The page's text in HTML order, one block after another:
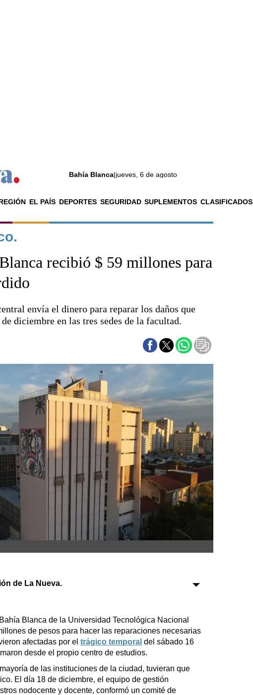
Bahía Blanca|jueves, 6 de agosto
EL PAÍS DEPORTES SEGURIDAD SUPLEMENTOS CLASIFICADOS
La ciudad
El país
Escenario Olímpico
Federal A
Aplausos
Cines
Economía y finanzas
Con el campo
Espacio empresas
Sociedad
Tecnología
Turismo
Salud
Transportes
Loterías
Datos Útiles
Fúnebres
Edictos
Teléfonos de urgencia
recibió $ 59 millones para
envía el dinero para reparar los daños que
diciembre en las tres sedes de la facultad.
de La Nueva.
Blanca de la Universidad Tecnológica Nacional
de pesos para hacer las reparaciones necesarias
afectadas por el trágico temporal del sábado 16
desde el propio centro de estudios.
de las instituciones de la ciudad, tuvieran que
El día 18 de diciembre, el equipo de gestión
nodocente y docente, conformó un comité de